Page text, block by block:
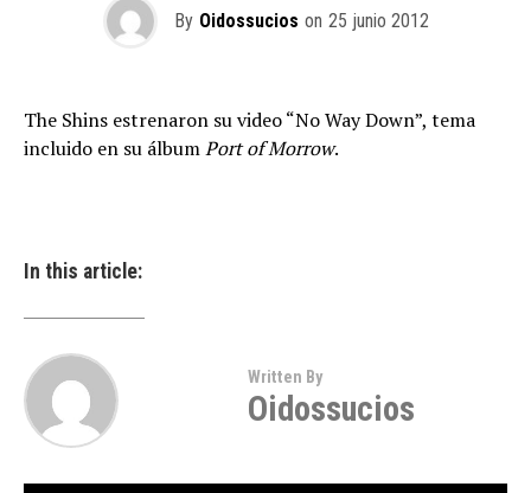
By Oidossucios on 25 junio 2012
The Shins estrenaron su video “No Way Down”, tema
incluido en su álbumPort of Morrow.
In this article:
Written By
Oidossucios